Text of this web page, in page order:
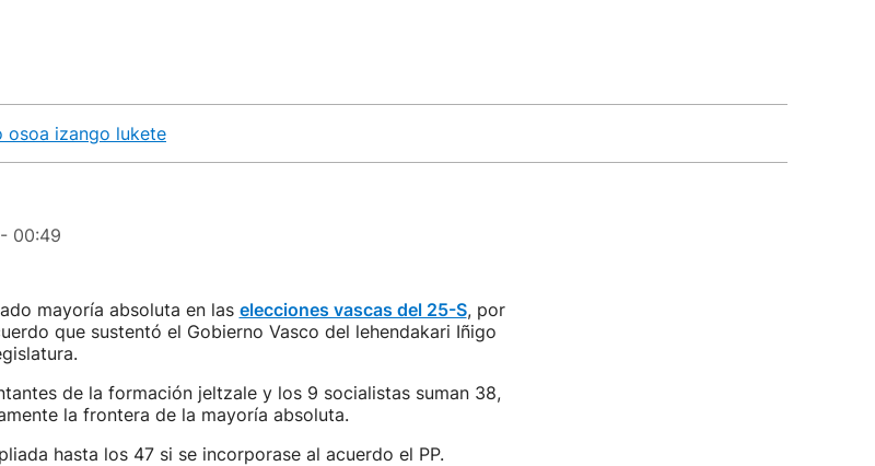
osoa izango lukete
00:49
mayoría absoluta en las elecciones vascas del 25-S, por
que sustentó el Gobierno Vasco del lehendakari Iñigo
de la formación jeltzale y los 9 socialistas suman 38,
la frontera de la mayoría absoluta.
hasta los 47 si se incorporase al acuerdo el PP.